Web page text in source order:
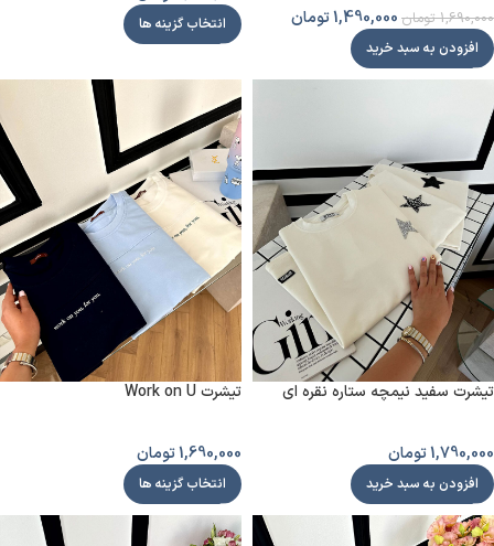
1,690,000 تومان 1,490,000تومان
افزودن به سبد خرید
انتخاب گزینه ها
تیشرت سفید نیمچه ستاره نقره ای
1,790,000تومان
افزودن به سبد خرید
تیشرت Work on U
1,690,000تومان
انتخاب گزینه ها